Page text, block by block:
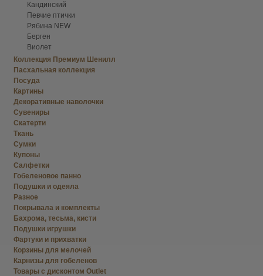
Кандинский
Певчие птички
Рябина NEW
Берген
Виолет
Коллекция Премиум Шенилл
Пасхальная коллекция
Посуда
Картины
Декоративные наволочки
Сувениры
Скатерти
Ткань
Сумки
Купоны
Салфетки
Гобеленовое панно
Подушки и одеяла
Разное
Покрывала и комплекты
Бахрома, тесьма, кисти
Подушки игрушки
Фартуки и прихватки
Корзины для мелочей
Карнизы для гобеленов
Товары с дисконтом Outlet